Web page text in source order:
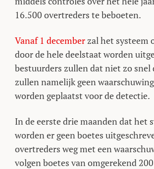
16.500 overtreders te beboeten.
Vanaf 1 decemberzal het systeem
door de hele deelstaat worden
bestuurders zullen dat niet zo snel
zullen namelijk geen
worden geplaatst voor de detectie.
In de eerste drie maanden dat het
worden er geen boetes
overtreders weg met een
volgen boetes van omgerekend